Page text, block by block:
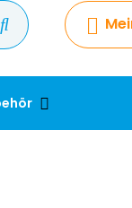
Chatbot
Chatten
+49